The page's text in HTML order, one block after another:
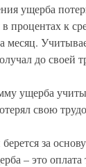
ущерба
в процентах к
месяц.
до своей
ущерба
свою
за
– это